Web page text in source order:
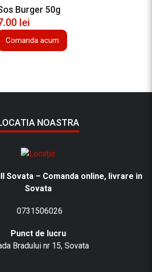
Burger 50g
lei
Comanda acum
NOASTRA
Sovata – Comanda online, livrare in
Sovata
0731506026
Punct de lucru
Bradului nr 15, Sovata